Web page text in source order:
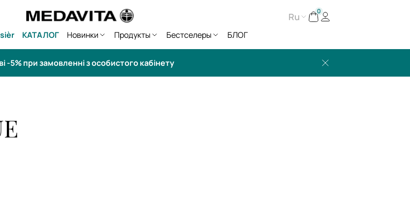
Ru 0
КАТАЛОГ Новинки Продукты Бестселеры БЛОГ
-5% при замовленні з особистого кабінету